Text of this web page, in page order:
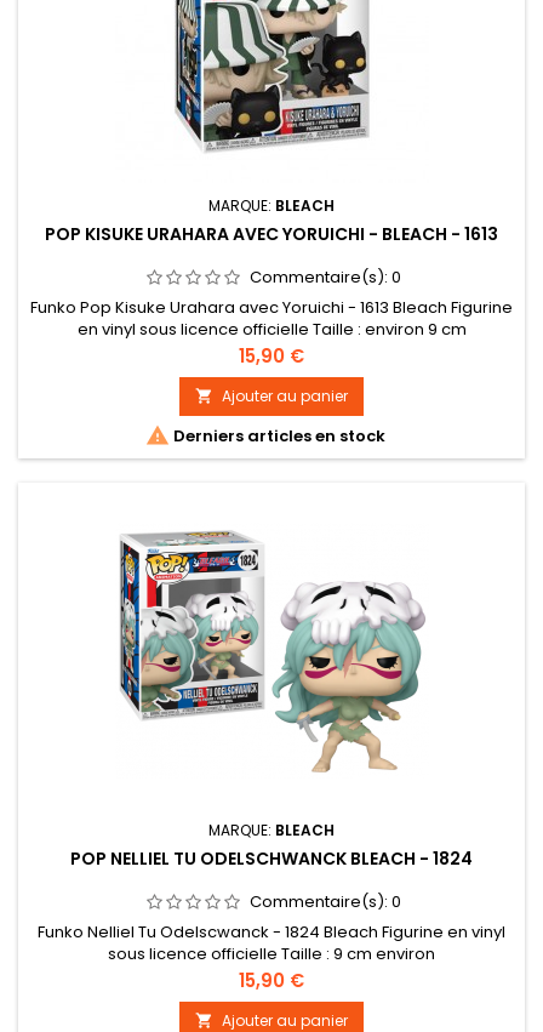
MARQUE: BLEACH
POP KISUKE URAHARA AVEC YORUICHI - BLEACH - 1613
Commentaire(s): 0
Funko Pop Kisuke Urahara avec Yoruichi - 1613 Bleach Figurine
en vinyl sous licence officielle Taille : environ 9 cm
Prix
15,90 €
 Ajouter au panier
 Derniers articles en stock
MARQUE: BLEACH
POP NELLIEL TU ODELSCHWANCK BLEACH - 1824
Commentaire(s): 0
Funko Nelliel Tu Odelscwanck - 1824 Bleach Figurine en vinyl
sous licence officielle Taille : 9 cm environ
Prix
15,90 €
 Ajouter au panier